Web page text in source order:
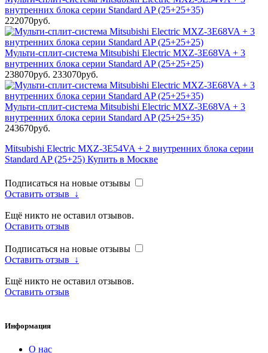
внутренних блока серии Standard AP (25+25+35)
222070руб.
Мульти-сплит-система Mitsubishi Electric MXZ-3E68VA + 3
внутренних блока серии Standard AP (25+25+25)
238070руб. 233070руб.
Мульти-сплит-система Mitsubishi Electric MXZ-3E68VA + 3
внутренних блока серии Standard AP (25+25+35)
243670руб.
Mitsubishi Electric MXZ-3E54VA + 2 внутренних блока серии
Standard AP (25+25) Купить в Москве
Подписаться на новые отзывы
Оставить отзыв
↓
Ещё никто не оставил отзывов.
Оставить отзыв
Подписаться на новые отзывы
Оставить отзыв
↓
Ещё никто не оставил отзывов.
Оставить отзыв
Информация
О нас